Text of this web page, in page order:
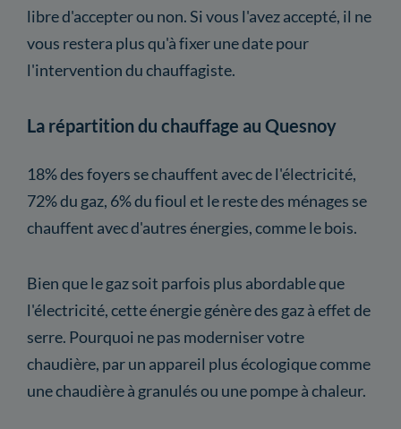
libre d'accepter ou non. Si vous l'avez accepté, il ne
vous restera plus qu'à fixer une date pour
l'intervention du chauffagiste.
La répartition du chauffage au Quesnoy
18% des foyers se chauffent avec de l'électricité,
72% du gaz, 6% du fioul et le reste des ménages se
chauffent avec d'autres énergies, comme le bois.
Bien que le gaz soit parfois plus abordable que
l'électricité, cette énergie génère des gaz à effet de
serre. Pourquoi ne pas moderniser votre
chaudière, par un appareil plus écologique comme
une chaudière à granulés ou une pompe à chaleur.